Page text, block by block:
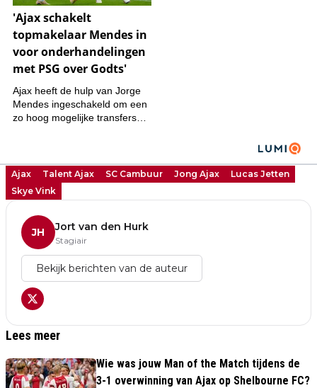
Ajax Talent Ajax SC Cambuur Jong Ajax
Lucas Jetten
Skye Vink
JH Jort van den Hurk
Stagiair
Bekijk berichten van de auteur
Lees meer
Wie was jouw Man of the Match tijdens de
3-1 overwinning van Ajax op Shelbourne FC?